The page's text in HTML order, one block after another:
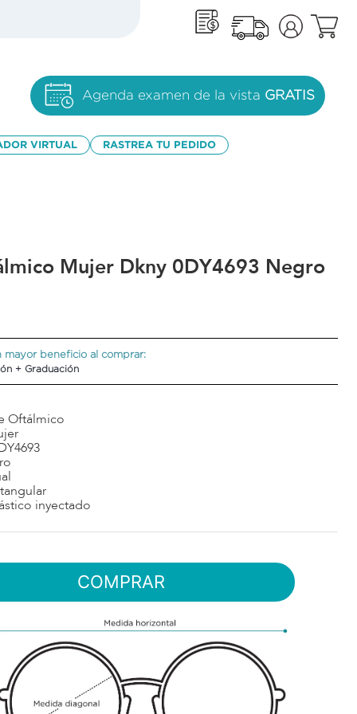
Agenda examen de la vista GRATIS
VIRTUAL RASTREA TU PEDIDO
Mujer Dkny 0DY4693 Negro
mayor beneficio al comprar:
+ Graduación
Oftálmico
inyectado
COMPRAR